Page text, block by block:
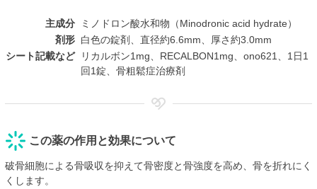
主成分
ミノドロン酸水和物（Minodronic acid hydrate）
剤形 白色の錠剤、直径約6.6mm、厚さ約3.0mm
シート記載など
リカルボン1mg、RECALBON1mg、ono621、1日1
回1錠、骨粗鬆症治療剤
この薬の作用と効果について
破骨細胞による骨吸収を抑えて骨密度と骨強度を高め、骨を折れにく
くします。